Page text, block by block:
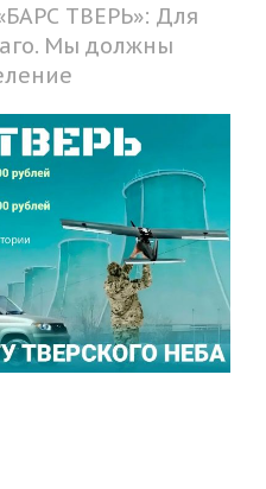
ТВЕРЬ»: Для
Мы должны